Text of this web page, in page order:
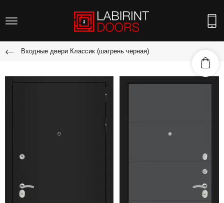
Входные двери Классик (шагрень черная)